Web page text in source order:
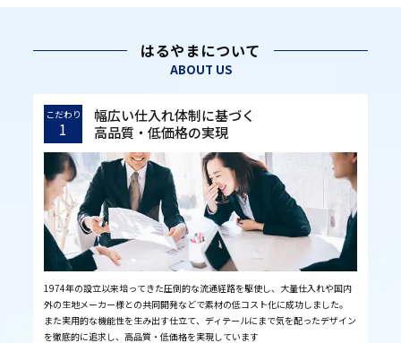
はるやまについて
ABOUT US
こだわり
1
幅広い仕入れ体制に基づく
高品質・低価格の実現
1974年の設立以来培ってきた圧倒的な流通経路を駆使し、大量仕入れや国内
外の生地メーカー様との共同開発などで素材の低コスト化に成功しました。
また実用的な機能性を生み出す仕立て、ディテールにまで気を配ったデザイン
を徹底的に追求し、高品質・低価格を実現しています